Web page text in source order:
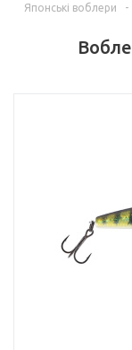
Японські воблери
-